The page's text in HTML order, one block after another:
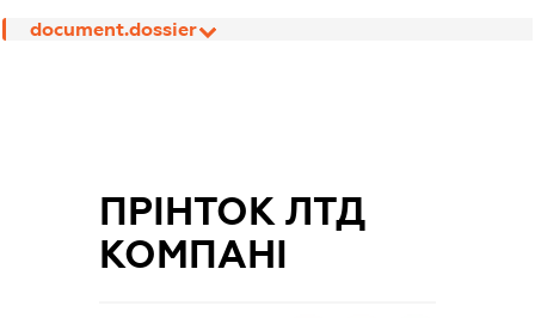
document.dossier
ПРІНТОК ЛТД
КОМПАНІ